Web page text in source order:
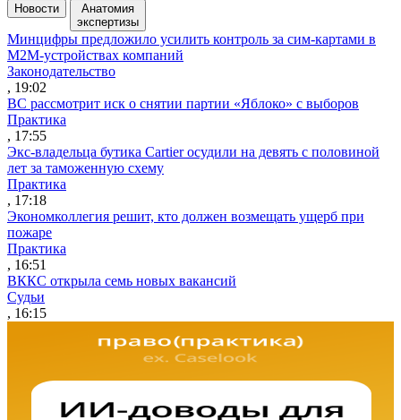
Новости
Анатомия
экспертизы
Минцифры предложило усилить контроль за сим-картами в
M2M-устройствах компаний
Законодательство
, 19:02
ВС рассмотрит иск о снятии партии «Яблоко» с выборов
Практика
, 17:55
Экс-владельца бутика Cartier осудили на девять с половиной
лет за таможенную схему
Практика
, 17:18
Экономколлегия решит, кто должен возмещать ущерб при
пожаре
Практика
, 16:51
ВККС открыла семь новых вакансий
Судьи
, 16:15